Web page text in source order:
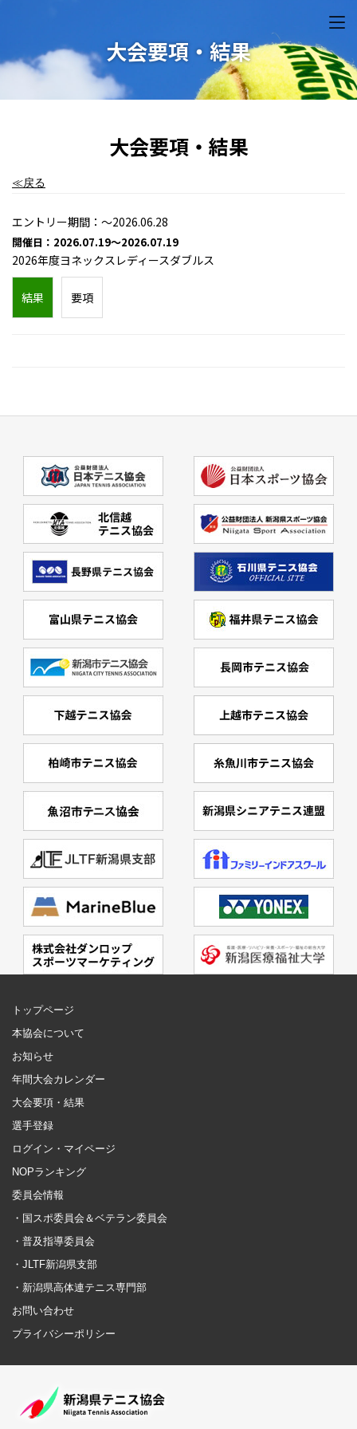
大会要項・結果
大会要項・結果
≪戻る
エントリー期間：～2026.06.28
開催日：2026.07.19～2026.07.19
2026年度ヨネックスレディースダブルス
結果 要項
トップページ
本協会について
お知らせ
年間大会カレンダー
大会要項・結果
選手登録
ログイン・マイページ
NOPランキング
委員会情報
・国スポ委員会＆ベテラン委員会
・普及指導委員会
・JLTF新潟県支部
・新潟県高体連テニス専門部
お問い合わせ
プライバシーポリシー